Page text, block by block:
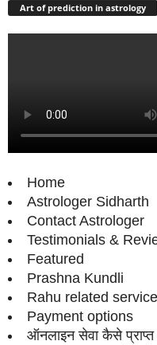
Art of prediction in astrology
Home
Astrologer Sidharth
Contact Astrologer
Testimonials &
Featured
Prashna Kundli
Rahu related
Payment options
ऑनलाइन सेवा कैसे